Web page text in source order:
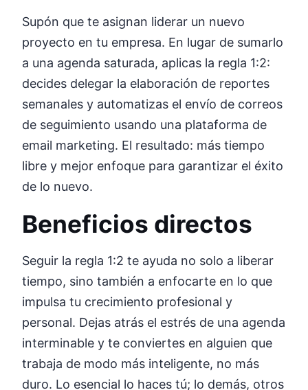
Supón que te asignan liderar un nuevo
proyecto en tu empresa. En lugar de sumarlo
a una agenda saturada, aplicas la regla 1:2:
decides delegar la elaboración de reportes
semanales y automatizas el envío de correos
de seguimiento usando una plataforma de
email marketing. El resultado: más tiempo
libre y mejor enfoque para garantizar el éxito
de lo nuevo.
Beneficios directos
Seguir la regla 1:2 te ayuda no solo a liberar
tiempo, sino también a enfocarte en lo que
impulsa tu crecimiento profesional y
personal. Dejas atrás el estrés de una agenda
interminable y te conviertes en alguien que
trabaja de modo más inteligente, no más
duro. Lo esencial lo haces tú; lo demás, otros